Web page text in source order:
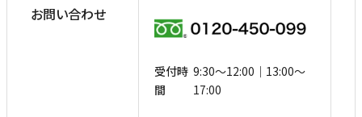
お問い合わせ
受付時
間
9:30〜12:00｜13:00〜
17:00